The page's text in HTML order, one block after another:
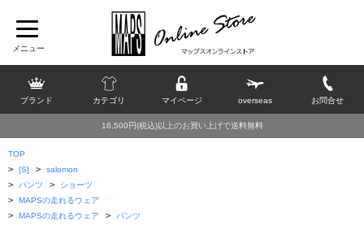
ブランド カテゴリ マイページ overseas お問合せ
16,500円(税込)以上のお買い上げで送料無料
TOP
> [S] > salomon
> パンツ > ショーツ
> MAPSの走れるウェア
> MAPSの走れるウェア > パンツ